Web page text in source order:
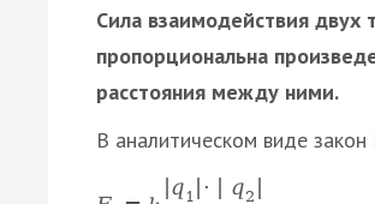
Сила взаимодействия
пропорциональна
расстояния между ними.
В аналитическом виде
|q1 | · | q2 |